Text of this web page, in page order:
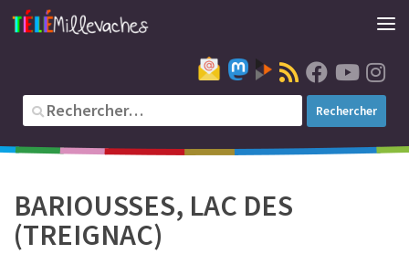
BARIOUSSES, LAC DES
(TREIGNAC)
1
4